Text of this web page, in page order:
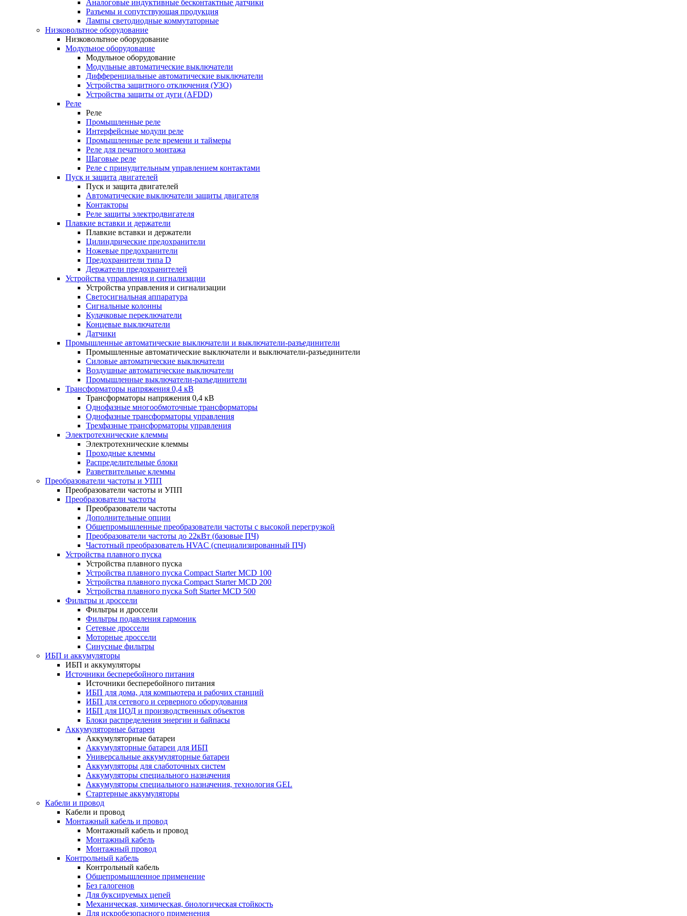
Аналоговые индуктивные бесконтактные датчики
Разъемы и сопутствующая продукция
Лампы светодиодные коммутаторные
Низковольтное оборудование
Низковольтное оборудование
Модульное оборудование
Модульное оборудование
Модульные автоматические выключатели
Дифференциальные автоматические выключатели
Устройства защитного отключения (УЗО)
Устройства защиты от дуги (AFDD)
Реле
Реле
Промышленные реле
Интерфейсные модули реле
Промышленные реле времени и таймеры
Реле для печатного монтажа
Шаговые реле
Реле с принудительным управлением контактами
Пуск и защита двигателей
Пуск и защита двигателей
Автоматические выключатели защиты двигателя
Контакторы
Реле защиты электродвигателя
Плавкие вставки и держатели
Плавкие вставки и держатели
Цилиндрические предохранители
Ножевые предохранители
Предохранители типа D
Держатели предохранителей
Устройства управления и сигнализации
Устройства управления и сигнализации
Светосигнальная аппаратура
Сигнальные колонны
Кулачковые переключатели
Концевые выключатели
Датчики
Промышленные автоматические выключатели и выключатели-разъединители
Промышленные автоматические выключатели и выключатели-разъединители
Силовые автоматические выключатели
Воздушные автоматические выключатели
Промышленные выключатели-разъединители
Трансформаторы напряжения 0,4 кВ
Трансформаторы напряжения 0,4 кВ
Однофазные многообмоточные трансформаторы
Однофазные трансформаторы управления
Трехфазные трансформаторы управления
Электротехнические клеммы
Электротехнические клеммы
Проходные клеммы
Распределительные блоки
Разветвительные клеммы
Преобразователи частоты и УПП
Преобразователи частоты и УПП
Преобразователи частоты
Преобразователи частоты
Дополнительные опции
Общепромышленные преобразователи частоты с высокой перегрузкой
Преобразователи частоты до 22кВт (базовые ПЧ)
Частотный преобразователь HVAC (специализированный ПЧ)
Устройства плавного пуска
Устройства плавного пуска
Устройства плавного пуска Compact Starter MCD 100
Устройства плавного пуска Compact Starter MCD 200
Устройства плавного пуска Soft Starter MCD 500
Фильтры и дроссели
Фильтры и дроссели
Фильтры подавления гармоник
Сетевые дроссели
Моторные дроссели
Синусные фильтры
ИБП и аккумуляторы
ИБП и аккумуляторы
Источники бесперебойного питания
Источники бесперебойного питания
ИБП для дома, для компьютера и рабочих станций
ИБП для сетевого и серверного оборудования
ИБП для ЦОД и производственных объектов
Блоки распределения энергии и байпасы
Аккумуляторные батареи
Аккумуляторные батареи
Аккумуляторные батареи для ИБП
Универсальные аккумуляторные батареи
Аккумуляторы для слаботочных систем
Аккумуляторы специального назначения
Аккумуляторы специального назначения, технология GEL
Стартерные аккумуляторы
Кабели и провод
Кабели и провод
Монтажный кабель и провод
Монтажный кабель и провод
Монтажный кабель
Монтажный провод
Контрольный кабель
Контрольный кабель
Общепромышленное применение
Без галогенов
Для буксируемых цепей
Механическая, химическая, биологическая стойкость
Для искробезопасного применения